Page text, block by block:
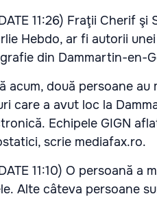
11:26) Fraţii Cherif
Hebdo, ar fi autorii
din Dammartin-en-
acum, două persoane
care a avut loc la
Echipele GIGN
scrie mediafax.ro.
11:10) O persoană
Alte câteva persoane